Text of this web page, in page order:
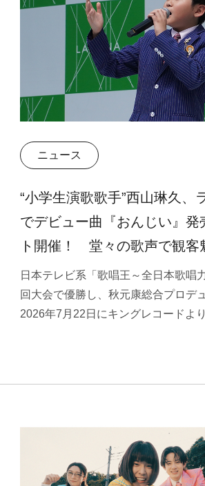
ニュース
“小学生演歌歌手”西山琳久、
でデビュー曲『おんじい』発
ト開催！ 堂々の歌声で観客
日本テレビ系「歌唱王～全日本歌唱
回大会で優勝し、秋元康総合プロデ
2026年7月22日にキングレコードよ